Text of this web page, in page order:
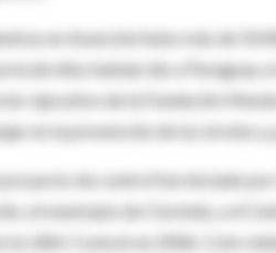
en Asunción hubo más de
de ellos habían ido a Paraguay
ejecutivo de la Fundación
en la prevención de los brotes
proyecto de control fue iniciado
el municipio de Clorinda, y el
la UBA-Conicet en 2006. Coto